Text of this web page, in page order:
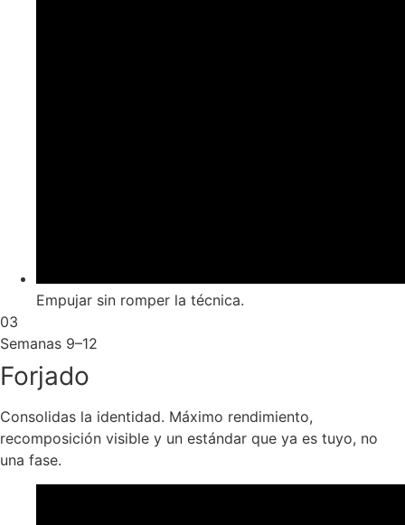
Empujar sin romper la técnica.
03
Semanas 9–12
Forjado
Consolidas la identidad. Máximo rendimiento,
recomposición visible y un estándar que ya es tuyo, no
una fase.